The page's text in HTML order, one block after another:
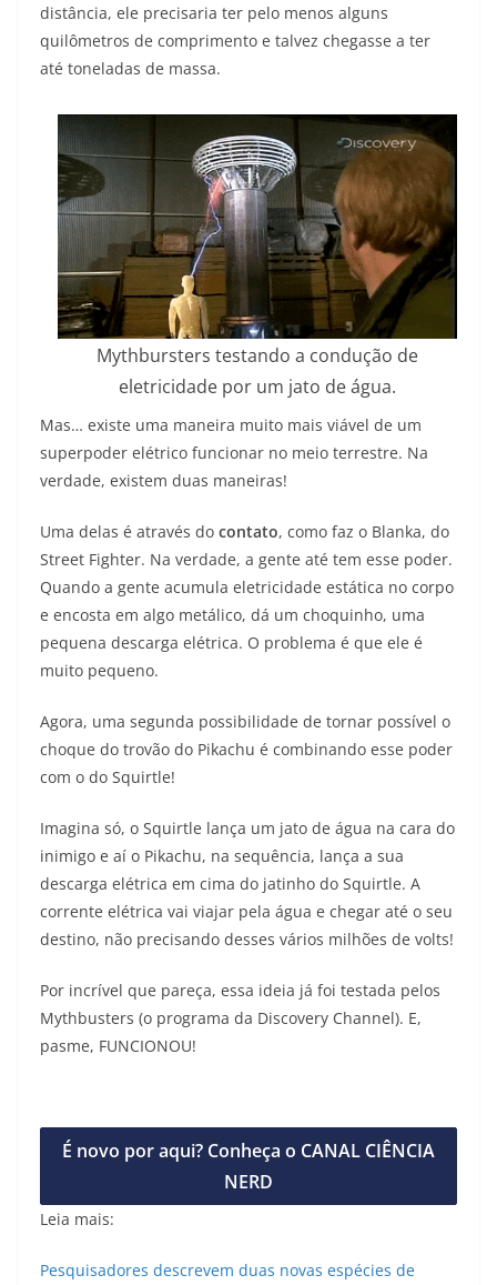
distância, ele precisaria ter pelo menos alguns
quilômetros de comprimento e talvez chegasse a ter
até toneladas de massa.
Mythbursters testando a condução de
eletricidade por um jato de água.
Mas… existe uma maneira muito mais viável de um
superpoder elétrico funcionar no meio terrestre. Na
verdade, existem duas maneiras!
Uma delas é através do contato, como faz o Blanka, do
Street Fighter. Na verdade, a gente até tem esse poder.
Quando a gente acumula eletricidade estática no corpo
e encosta em algo metálico, dá um choquinho, uma
pequena descarga elétrica. O problema é que ele é
muito pequeno.
Agora, uma segunda possibilidade de tornar possível o
choque do trovão do Pikachu é combinando esse poder
com o do Squirtle!
Imagina só, o Squirtle lança um jato de água na cara do
inimigo e aí o Pikachu, na sequência, lança a sua
descarga elétrica em cima do jatinho do Squirtle. A
corrente elétrica vai viajar pela água e chegar até o seu
destino, não precisando desses vários milhões de volts!
Por incrível que pareça, essa ideia já foi testada pelos
Mythbusters (o programa da Discovery Channel). E,
pasme, FUNCIONOU!
É novo por aqui? Conheça o CANAL CIÊNCIA
NERD
Leia mais:
Pesquisadores descrevem duas novas espécies de